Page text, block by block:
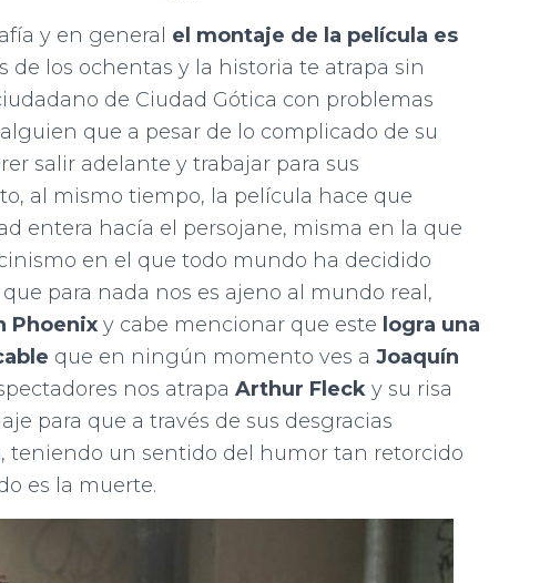
y en general el montaje de la película es
de los ochentas y la historia te atrapa sin
de Ciudad Gótica con problemas
que a pesar de lo complicado de su
salir adelante y trabajar para sus
al mismo tiempo, la película hace que
entera hacía el persojane, misma en la que
en el que todo mundo ha decidido
para nada nos es ajeno al mundo real,
Phoenix y cabe mencionar que este logra una
que en ningún momento ves a Joaquín
nos atrapa Arthur Fleck y su risa
para que a través de sus desgracias
, teniendo un sentido del humor tan retorcido
es la muerte.